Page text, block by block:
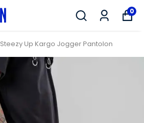
0
Steezy Up Kargo Jogger Pantolon